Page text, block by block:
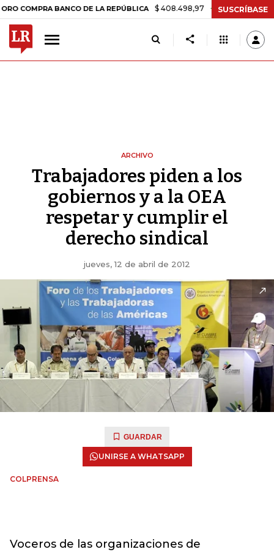
BANCO DE LA REPÚBLICA $ 408.498,97 +$ 8.753,81 +2,19%
SUSCRÍBASE
ARCHIVO
Trabajadores piden a los
gobiernos y a la OEA
respetar y cumplir el
derecho sindical
jueves, 12 de abril de 2012
GUARDAR
UNIRSE A WHATSAPP
COLPRENSA
Voceros de las organizaciones de